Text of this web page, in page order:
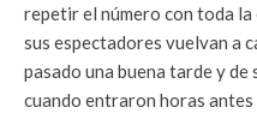
repetir el número con toda la
sus espectadores vuelvan a
pasado una buena tarde y de
cuando entraron horas antes